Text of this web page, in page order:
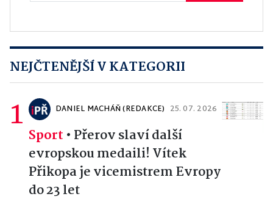
NEJČTENĚJŠÍ V KATEGORII
1 DANIEL MACHÁŇ (REDAKCE) 25. 07. 2026
Sport • Přerov slaví další
evropskou medaili! Vítek
Přikopa je vicemistrem Evropy
do 23 let